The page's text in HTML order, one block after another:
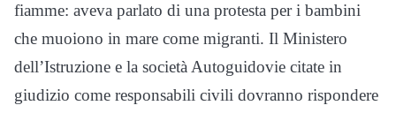
fiamme: aveva parlato di una protesta per i bambini
che muoiono in mare come migranti. Il Ministero
dell’Istruzione e la società Autoguidovie citate in
giudizio come responsabili civili dovranno rispondere